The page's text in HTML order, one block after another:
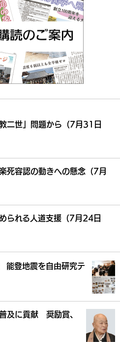
二世」問題から（7月31日
死容認の動きへの懸念（7月
られる人道支援（7月24日
能登地震を自由研究テ
及に貢献 奨励賞、